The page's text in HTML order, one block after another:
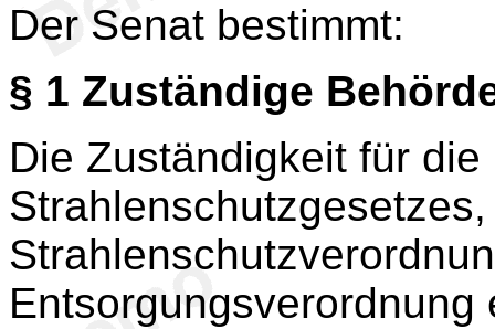
Der Senat bestimmt:
§ 1 Zuständige
Die Zuständigkeit für